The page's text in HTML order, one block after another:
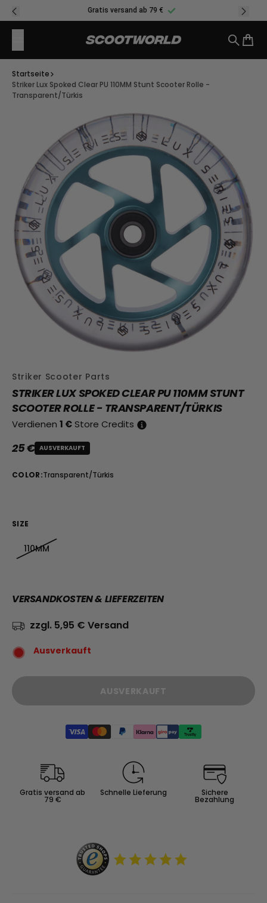
Zum Inhalt springenGratis versand ab 79 €
Suche
Startseite
Striker Lux Spoked Clear PU 110MM Stunt Scooter Rolle -
Transparent/Türkis
Striker Scooter Parts
STRIKER LUX SPOKED CLEAR PU 110MM STUNT
SCOOTER ROLLE - TRANSPARENT/TÜRKIS
Verdienen 1 €Store Credits
Regulärer Preis 25 €
25 € AUSVERKAUFT
COLOR:Transparent/Türkis
SIZE
110MM
VERSANDKOSTEN & LIEFERZEITEN
zzgl. 5,95 € Versand
Ausverkauft
AUSVERKAUFT
Gratis versand ab
79 €
Schnelle Lieferung Sichere
Bezahlung